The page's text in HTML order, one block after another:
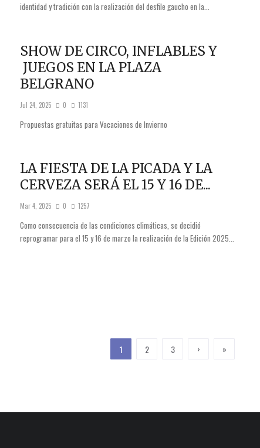
identidad y tradición con la realización del desfile gaucho en la...
SHOW DE CIRCO, INFLABLES Y
JUEGOS EN LA PLAZA
BELGRANO
Jul 24, 2025 0 1131
Propuestas gratuitas para Vacaciones de Invierno
LA FIESTA DE LA PICADA Y LA
CERVEZA SERÁ EL 15 Y 16 DE...
Mar 4, 2025 0 1257
Como consecuencia de las condiciones climáticas, se decidió
reprogramar para el 15 y 16 de marzo la realización de la Edición 2025...
1 2 3 › »